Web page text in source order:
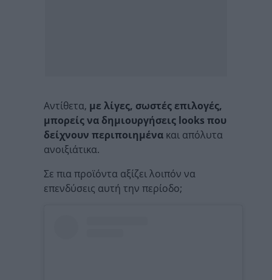
Αντίθετα, με λίγες, σωστές επιλογές,
μπορείς να δημιουργήσεις looks που
δείχνουν περιποιημένα και απόλυτα
ανοιξιάτικα.
Σε πια προϊόντα αξίζει λοιπόν να
επενδύσεις αυτή την περίοδο;